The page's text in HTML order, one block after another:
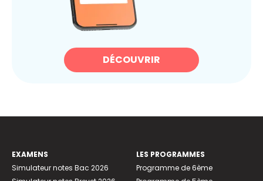
DÉCOUVRIR
EXAMENS
Simulateur notes Bac 2026
LES PROGRAMMES
Programme de 6ème